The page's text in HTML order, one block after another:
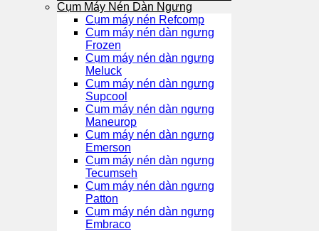
Cụm Máy Nén Dàn Ngưng
Cụm máy nén Refcomp
Cụm máy nén dàn ngưng
Frozen
Cụm máy nén dàn ngưng
Meluck
Cụm máy nén dàn ngưng
Supcool
Cụm máy nén dàn ngưng
Maneurop
Cụm máy nén dàn ngưng
Emerson
Cụm máy nén dàn ngưng
Tecumseh
Cụm máy nén dàn ngưng
Patton
Cụm máy nén dàn ngưng
Embraco